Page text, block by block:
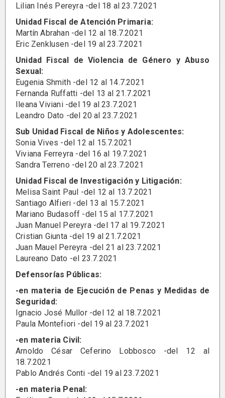
Lilian Inés Pereyra -del 18 al 23.7.2021
Unidad Fiscal de Atención Primaria:
Martín Abrahan -del 12 al 18.7.2021
Eric Zenklusen -del 19 al 23.7.2021
Unidad Fiscal de Violencia de Género y Abuso
Sexual:
Eugenia Shmith -del 12 al 14.7.2021
Fernanda Ruffatti -del 13 al 21.7.2021
Ileana Viviani -del 19 al 23.7.2021
Leandro Dato -del 20 al 23.7.2021
Sub Unidad Fiscal de Niños y Adolescentes:
Sonia Vives -del 12 al 15.7.2021
Viviana Ferreyra -del 16 al 19.7.2021
Sandra Terreno -del 20 al 23.7.2021
Unidad Fiscal de Investigación y Litigación:
Melisa Saint Paul -del 12 al 13.7.2021
Santiago Alfieri -del 13 al 15.7.2021
Mariano Budasoff -del 15 al 17.7.2021
Juan Manuel Pereyra -del 17 al 19.7.2021
Cristian Giunta -del 19 al 21.7.2021
Juan Mauel Pereyra -del 21 al 23.7.2021
Laureano Dato -el 23.7.2021
Defensorías Públicas:
-en materia de Ejecución de Penas y Medidas de
Seguridad:
Ignacio José Mullor -del 12 al 18.7.2021
Paula Montefiori -del 19 al 23.7.2021
-en materia Civil:
Arnoldo César Ceferino Lobbosco -del 12 al
18.7.2021
Pablo Andrés Conti -del 19 al 23.7.2021
-en materia Penal: